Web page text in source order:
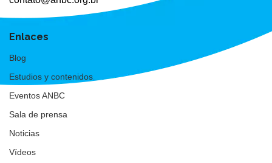
Enlaces
Blog
Estudios y contenidos
Eventos ANBC
Sala de prensa
Noticias
Vídeos